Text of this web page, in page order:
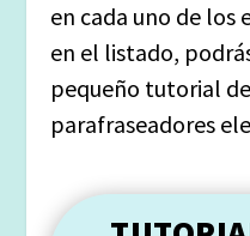
en cada uno de los
en el listado,
pequeño tutorial
parafraseadores